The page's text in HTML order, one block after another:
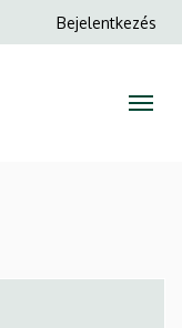
Anonim
Bejelentkezés